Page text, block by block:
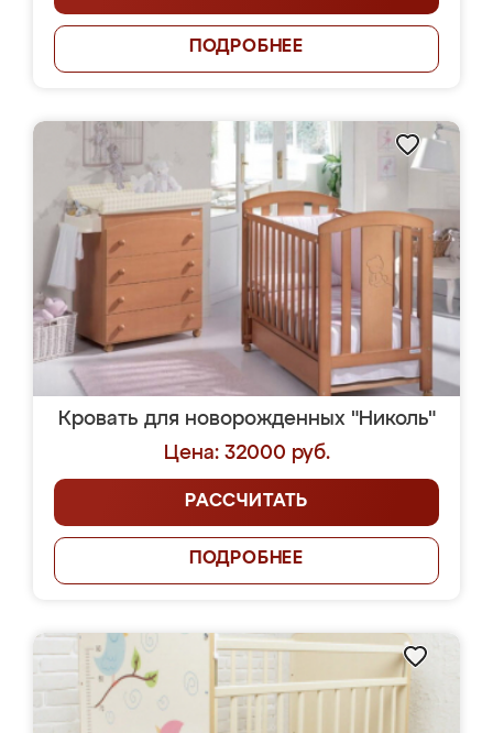
ПОДРОБНЕЕ
Кровать для новорожденных "Николь"
Цена: 32000 руб.
РАССЧИТАТЬ
ПОДРОБНЕЕ